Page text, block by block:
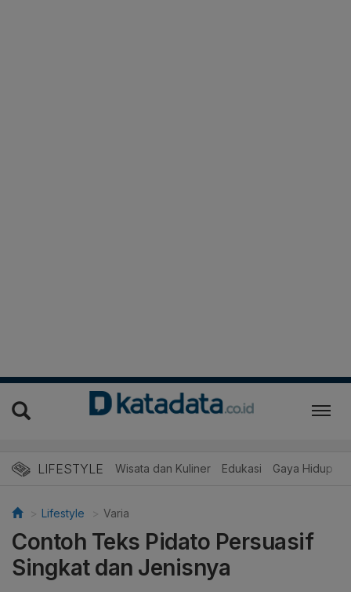
LIFESTYLE Wisata dan Kuliner Edukasi Gaya Hidup
Lifestyle Varia
Contoh Teks Pidato Persuasif
Singkat dan Jenisnya